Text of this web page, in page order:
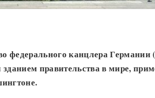
федерального канцлера Германии
правительства в мире,